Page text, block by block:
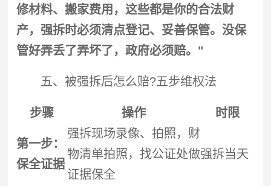
修材料、搬家费用，这些都是你的合法财
产， 强拆时必须清点登记、妥善保管。没保
管好弄丢了弄坏了，政府必须赔。"
五、被强拆后怎么赔?五步维权法
步骤 操作 时限
第一步：
保全证据
强拆现场录像、拍照，财
物清单拍照，找公证处做
证据保全
强拆当天